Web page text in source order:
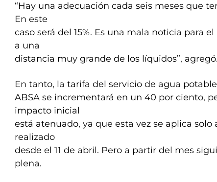
“Hay una adecuación cada seis meses que
En este
caso será del 15%. Es una mala noticia para
a una
distancia muy grande de los líquidos”, agregó.
En tanto, la tarifa del servicio de agua
ABSA se incrementará en un 40 por ciento,
impacto inicial
está atenuado, ya que esta vez se aplica
realizado
desde el 11 de abril. Pero a partir del mes
plena.